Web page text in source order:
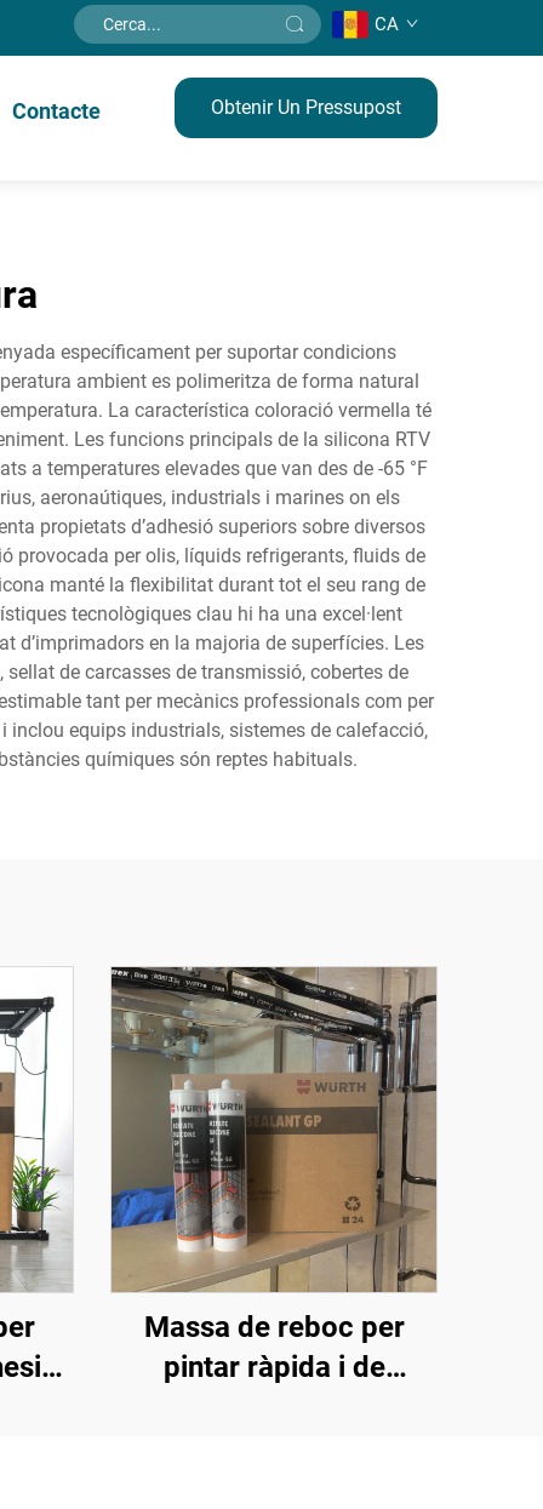
CA
Contacte Obtenir Un Pressupost
específicament per suportar condicions
ambient es polimeritza de forma natural
La característica coloració vermella té
Les funcions principals de la silicona RTV
a temperatures elevades que van des de -65 °F
aeronaútiques, industrials i marines on els
propietats d’adhesió superiors sobre diversos
provocada per olis, líquids refrigerants, fluids de
manté la flexibilitat durant tot el seu rang de
tecnològiques clau hi ha una excel·lent
d’imprimadors en la majoria de superfícies. Les
de carcasses de transmissió, cobertes de
tant per mecànics professionals com per
inclou equips industrials, sistemes de calefacció,
químiques són reptes habituals.
Massa de reboc per
pintar ràpida i de